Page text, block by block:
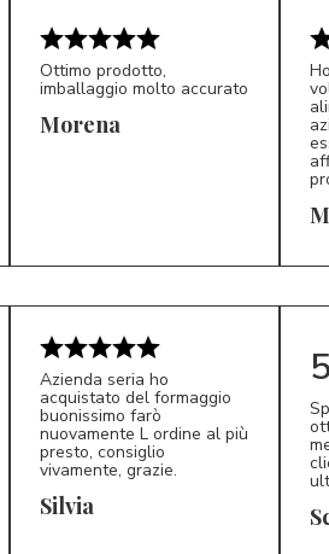
Ottimo prodotto,
imballaggio molto accurato
Morena
MC
S*
Azienda seria ho
acquistato del formaggio
buonissimo farò
nuovamente L ordine al più
presto, consiglio
vivamente, grazie.
Silvia